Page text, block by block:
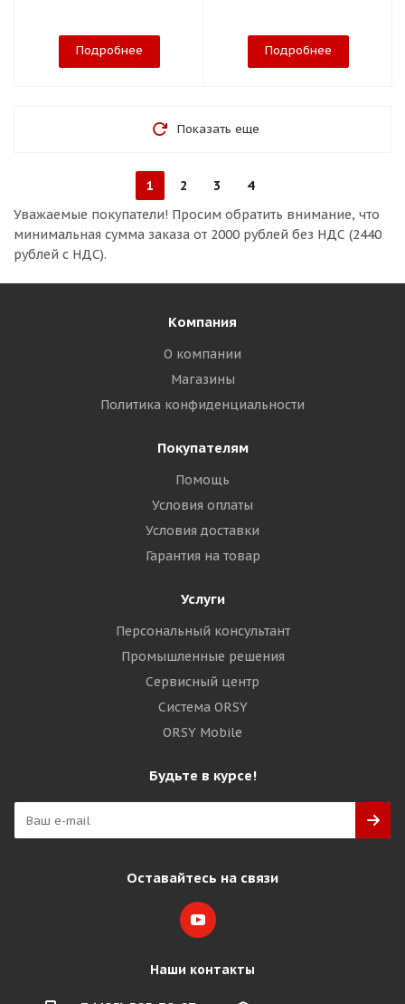
Подробнее Подробнее
Показать еще
1 2 3
4
Уважаемые покупатели! Просим обратить внимание, что
минимальная сумма заказа от 2000 рублей без НДС (2440
рублей с НДС).
Компания
О компании
Магазины
Политика конфиденциальности
Покупателям
Помощь
Условия оплаты
Условия доставки
Гарантия на товар
Услуги
Персональный консультант
Промышленные решения
Сервисный центр
Система ORSY
ORSY Mobile
Будьте в курсе!
Оставайтесь на связи
Наши контакты